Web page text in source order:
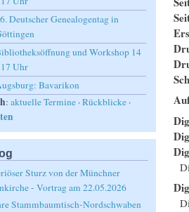
Deutscher Genealogentag in
und Workshop 14
Uhr
Bavarikon
:aktuelle Termine ·Rückblicke ·
Sturz von der Münchner
- Vortrag am 22.05.2026
Stammbaumtisch-Nordschwaben